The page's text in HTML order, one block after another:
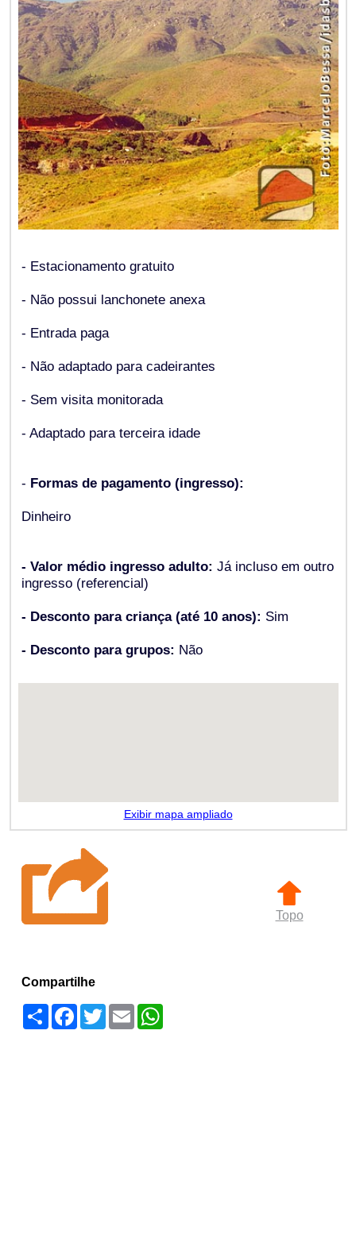
- Estacionamento gratuito
- Não possui lanchonete anexa
- Entrada paga
- Não adaptado para cadeirantes
- Sem visita monitorada
- Adaptado para terceira idade
- Formas de pagamento (ingresso):
Dinheiro
- Valor médio ingresso adulto: Já incluso em outro
ingresso (referencial)
- Desconto para criança (até 10 anos): Sim
- Desconto para grupos: Não
Exibir mapa ampliado
Topo
Compartilhe
Compartilhar
Facebook
TwitterEmailWhatsApp